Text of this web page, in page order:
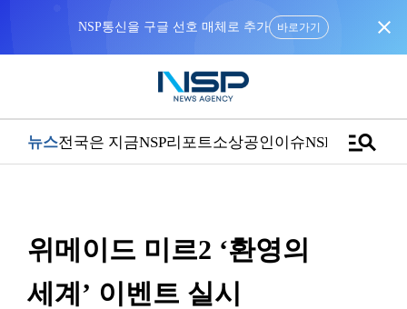
NSP통신을 구글 선호 매체로 추가 바로가기 close
뉴스전국은 지금NSP리포트소상공인이슈NSPTVmanage_search
위메이드 미르2 ‘환영의
세계’ 이벤트 실시